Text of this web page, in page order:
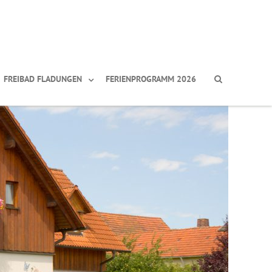
FREIBAD FLADUNGEN FERIENPROGRAMM 2026